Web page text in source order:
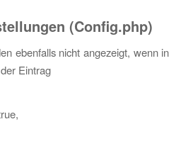
(Config.php)
ebenfalls nicht angezeigt, wenn in
Eintrag